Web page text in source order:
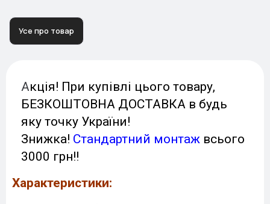
Усе про товар
Акція! При купівлі цього товару,
БЕЗКОШТОВНА ДОСТАВКА в будь
яку точку України!
Знижка! Стандартний монтаж всього
3000 грн!!
Характеристики: